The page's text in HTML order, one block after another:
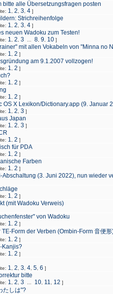
bitte alle Übersetzungsfragen posten
1 2 3 4 ]
Strichreihenfolge
1 2 3 4 ]
neuen Wadoku zum Testen!
1 2 3 8 9 10 ]
mit allen Vokabeln von "Minna no
1 2 ]
am 9.1.2007 vollzogen!
1 2 ]
1 2 ]
1 2 ]
OS X Lexikon/Dictionary.app (9. Januar
1 2 3 ]
Japan
1 2 3 ]
1 2 ]
für PDA
1 2 ]
Farben
1 2 ]
Abschaltung (3. Juni 2022), nun wieder
1 2 ]
(mit Wadoku Verweis)
von Wadoku
1 2 ]
Form der Verben (Ombin-Form 音便形
1 2 ]
Kanjis?
1 2 ]
1 2 3 4 5 6 ]
bitte
1 2 3 10 11 12 ]
たしは"?